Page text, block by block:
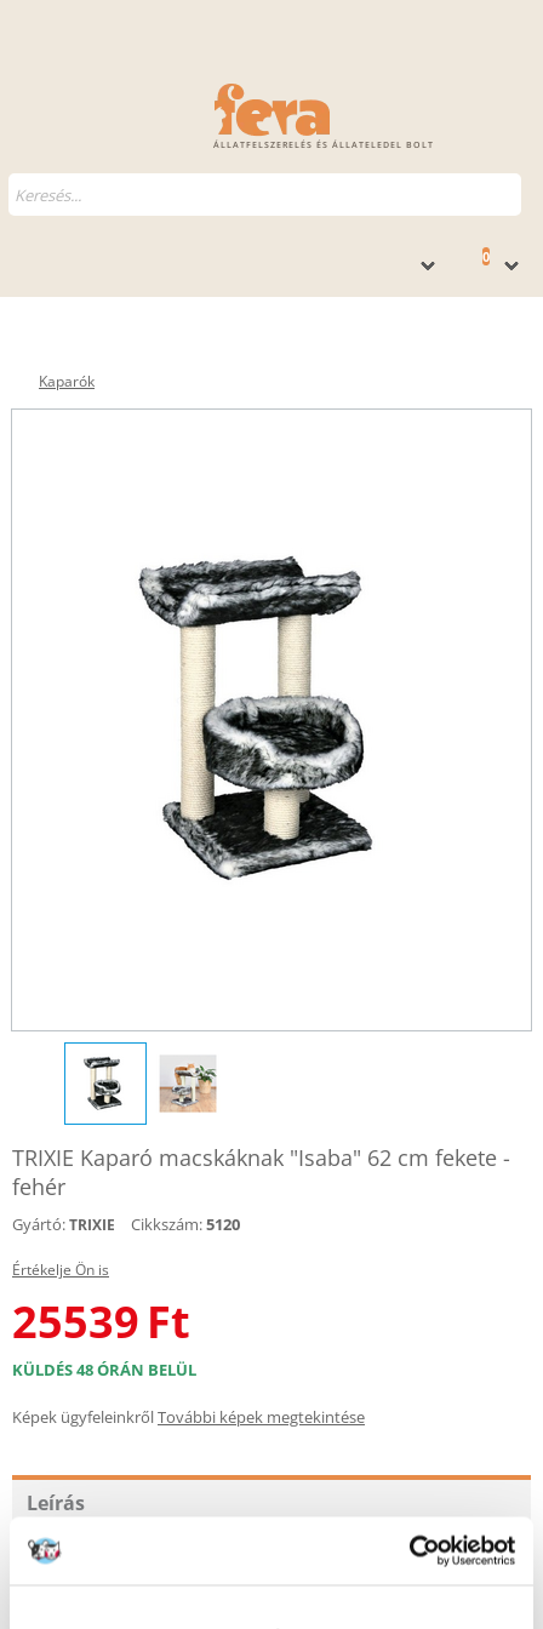
ÁLLATFELSZERELÉS ÉS ÁLLATELEDEL BOLT
0
Kaparók
TRIXIE Kaparó macskáknak "Isaba" 62 cm fekete -
fehér
Gyártó:TRIXIE Cikkszám:5120
Értékelje Ön is
25539 Ft
KÜLDÉS 48 ÓRÁN BELÜL
Képek ügyfeleinkrőlTovábbi képek megtekintése
Leírás
TRIXIE Isaba
egy elegáns és kompakt macskakaparó, amely kisebb
lakásokban és tágas belső terekben egyaránt kiválóan megállja a helyét.